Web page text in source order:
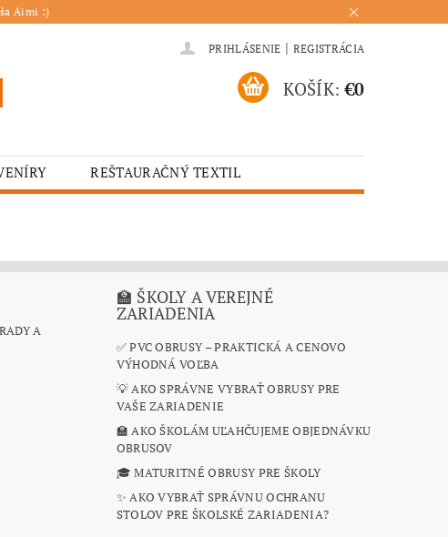
Aimi :)
PRIHLÁSENIE | REGISTRÁCIA
KOŠÍK: €0
REŠTAURAČNÝ TEXTIL
A
🏫 ŠKOLY A VEREJNÉ
ZARIADENIA
✅ PVC OBRUSY – PRAKTICKÁ A CENOVO
VÝHODNÁ VOĽBA
💡 AKO SPRÁVNE VYBRAŤ OBRUSY PRE
VAŠE ZARIADENIE
🏫 AKO ŠKOLÁM UĽAHČUJEME OBJEDNÁVKU
OBRUSOV
🎓 MATURITNÉ OBRUSY PRE ŠKOLY
✨ AKO VYBRAŤ SPRÁVNU OCHRANU
STOLOV PRE ŠKOLSKÉ ZARIADENIA?